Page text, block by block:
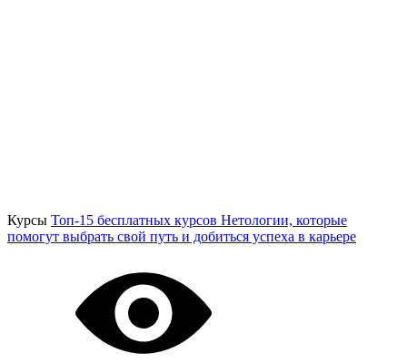
Курсы Топ-15 бесплатных курсов Нетологии, которые
помогут выбрать свой путь и добиться успеха в карьере